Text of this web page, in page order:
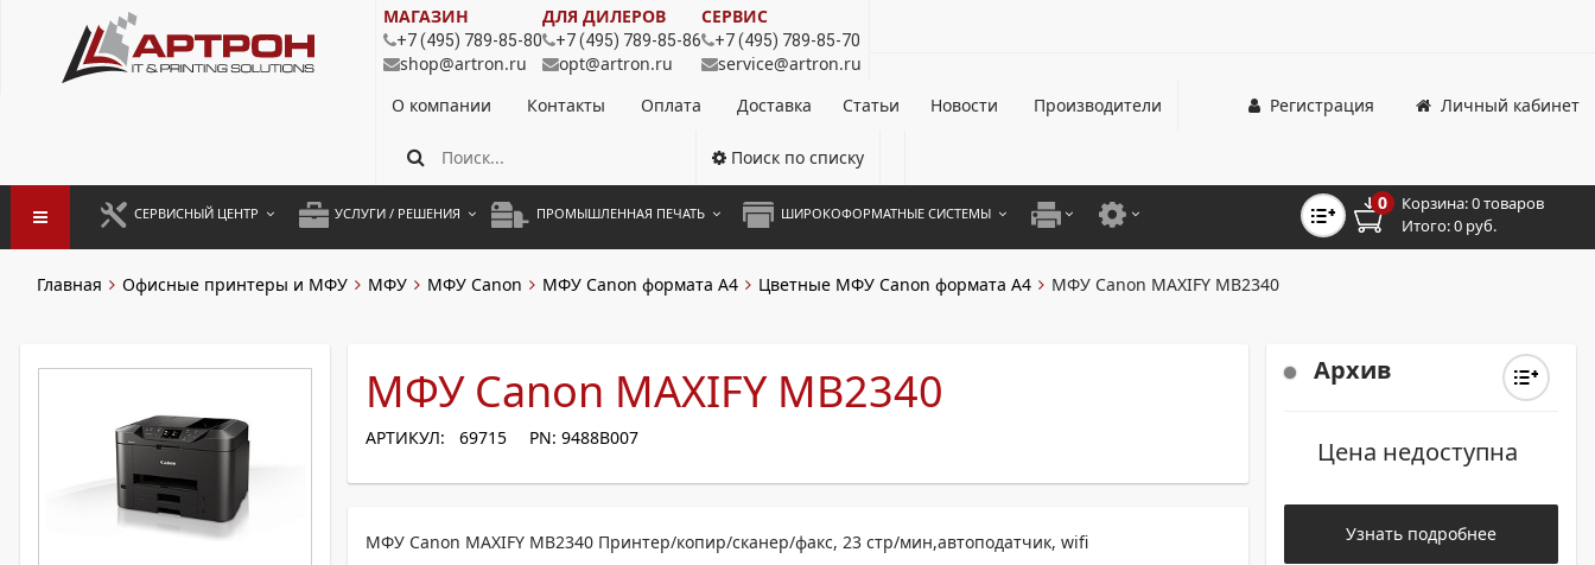
МАГАЗИН
+7 (495) 789-85-80
shop@artron.ru
ДЛЯ ДИЛЕРОВ
+7 (495) 789-85-86
opt@artron.ru
СЕРВИС
+7 (495) 789-85-70
service@artron.ru
О компании
Контакты Оплата Доставка Статьи Новости Производители Личный кабинет
Регистрация
Поиск по списку
СЕРВИСНЫЙ ЦЕНТР
ПРОФИЛАКТИКА И ТО
РАЗОВЫЕ РЕМОНТЫ
УСЛУГИ / РЕШЕНИЯ
АРЕНДА ОБОРУДОВАНИЯ
ПРОМЫШЛЕННАЯ ПЕЧАТЬ ШИРОКОФОРМАТНЫЕ СИСТЕМЫ
МОНОХРОМНЫЕ ПРИНТЕРЫ
ДЛЯ ШИРОКОФОРМАТНЫХ СИСТЕМ
0 Корзина:0 товаров
Итого:0 руб.
Главная Офисные принтеры и МФУ МФУ МФУ Canon МФУ Canon формата А4 Цветные МФУ Canon формата А4 МФУ Canon MAXIFY MB2340
МФУ Canon MAXIFY MB2340
АРТИКУЛ: 69715 PN: 9488B007
МФУ Canon MAXIFY MB2340 Принтер/копир/сканер/факс, 23 стр/мин,автоподатчик, wifi
Архив
Цена недоступна
Узнать подробнее